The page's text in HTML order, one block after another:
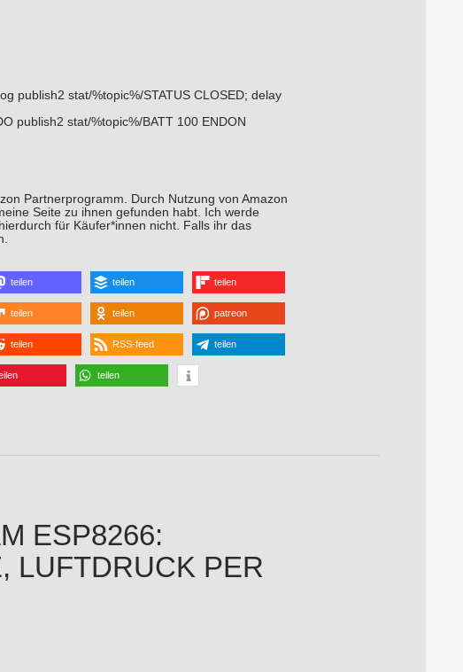
publish2 stat/%topic%/STATUS CLOSED; delay
publish2 stat/%topic%/BATT 100 ENDON
Partnerprogramm. Durch Nutzung von Amazon
Seite zu ihnen gefunden habt. Ich werde
für Käufer*innen nicht. Falls ihr das
teilen teilen teilen
teilen teilen patreon
teilen RSS-feed teilen
teilen
ESP8266:
LUFTDRUCK PER